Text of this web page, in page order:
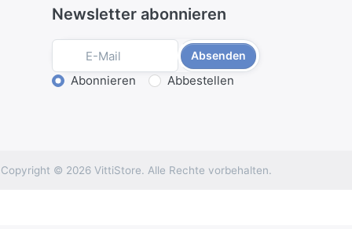
Newsletter abonnieren
Absenden
Aktion wählen
Abonnieren Abbestellen
Copyright © 2026 VittiStore. Alle Rechte vorbehalten.